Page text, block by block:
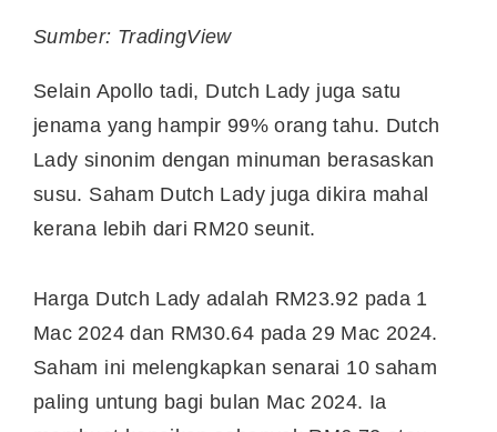
Sumber: TradingView
Selain Apollo tadi, Dutch Lady juga satu
jenama yang hampir 99% orang tahu. Dutch
Lady sinonim dengan minuman berasaskan
susu. Saham Dutch Lady juga dikira mahal
kerana lebih dari RM20 seunit.
Harga Dutch Lady adalah RM23.92 pada 1
Mac 2024 dan RM30.64 pada 29 Mac 2024.
Saham ini melengkapkan senarai 10 saham
paling untung bagi bulan Mac 2024. Ia